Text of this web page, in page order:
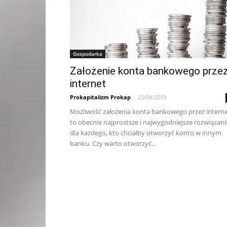
Gospodarka
Założenie konta bankowego
internet
Prokapitalizm Prokap - 23/04/2019
Możliwość założenia konta bankowego przez
to obecnie najprostsze i najwygodniejsze
dla każdego, kto chciałby otworzyć konto w innym
banku. Czy warto otworzyć...